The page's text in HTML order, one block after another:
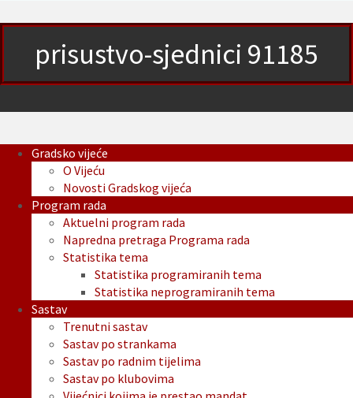
prisustvo-sjednici 91185
Gradsko vijeće
O Vijeću
Novosti Gradskog vijeća
Program rada
Aktuelni program rada
Napredna pretraga Programa rada
Statistika tema
Statistika programiranih tema
Statistika neprogramiranih tema
Sastav
Trenutni sastav
Sastav po strankama
Sastav po radnim tijelima
Sastav po klubovima